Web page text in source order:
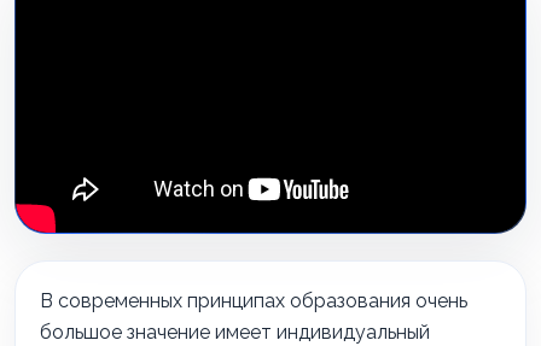
В современных принципах образования очень
большое значение имеет индивидуальный